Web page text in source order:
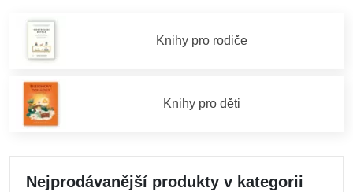
Knihy pro rodiče
Knihy pro děti
Nejprodávanější produkty v kategorii